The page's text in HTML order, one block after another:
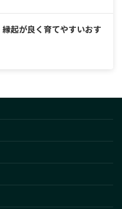
起が良く育てやすいおす